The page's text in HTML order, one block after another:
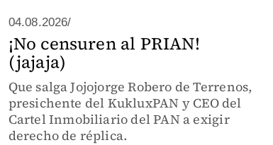
04.08.2026/
¡No censuren al PRIAN!
(jajaja)
Que salga Jojojorge Robero de Terrenos,
presichente del KukluxPAN y CEO del
Cartel Inmobiliario del PAN a exigir
derecho de réplica.